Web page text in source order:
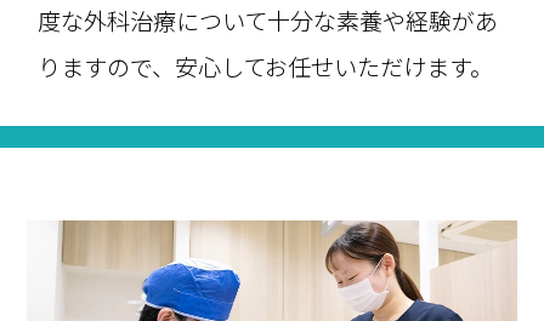
度な外科治療について十分な素養や経験があ
りますので、安心してお任せいただけます。